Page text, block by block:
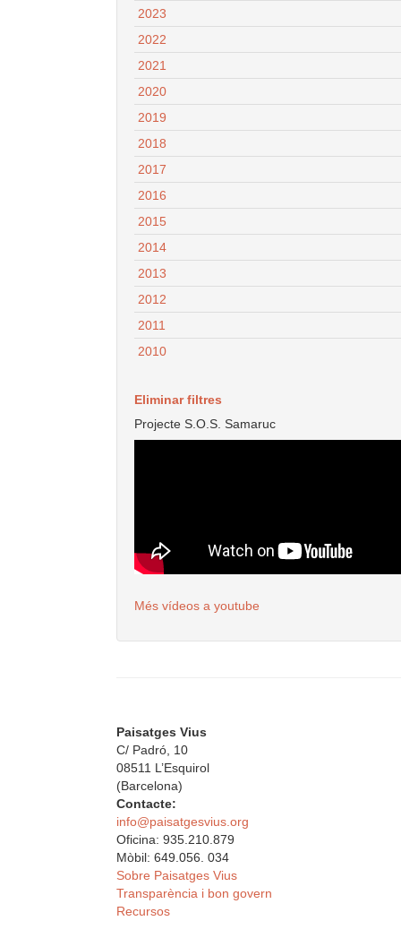
2023
2022
2021
2020
2019
2018
2017
2016
2015
2014
2013
2012
2011
2010
Eliminar filtres
Projecte S.O.S. Samaruc
Més vídeos a youtube
Paisatges Vius
C/ Padró, 10
08511 L’Esquirol
(Barcelona)
Contacte:
info@paisatgesvius.org
Oficina: 935.210.879
Mòbil: 649.056. 034
Sobre Paisatges Vius
Transparència i bon govern
Recursos